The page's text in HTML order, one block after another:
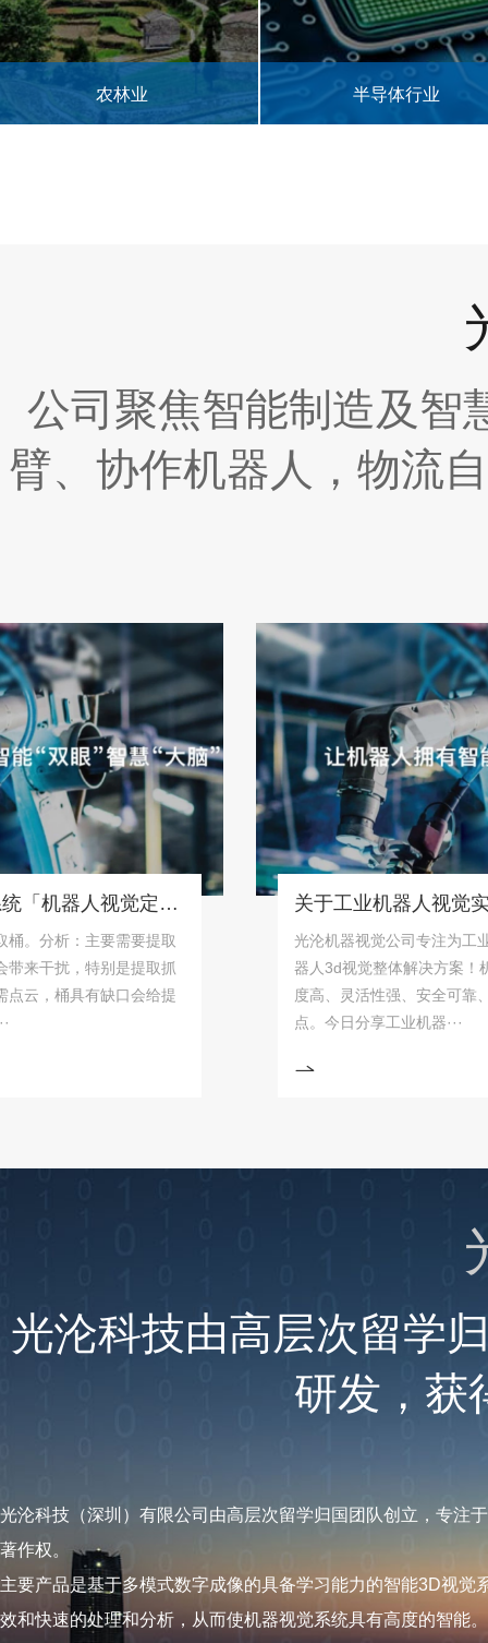
半导体行业 3C电子零部件
公司聚焦智能制造及智
臂、协作机器人，物流
桶状物体识别抓取系统「机器人视觉定位抓取解决方案」
：主要需要提取
，特别是提取抓
具有缺口会给提
光沦机器视觉公司专注为工业用户
器人3d视觉整体解决方案！机器视
度高、灵活性强、安全可靠、高效
点。今日分享工业机器···
光沦科技由高层次留学
研发，获
光沦科技（深圳）有限公司由高层次留学归国团队创立，专注
著作权。
主要产品是基于多模式数字成像的具备学习能力的智能3D视
效和快速的处理和分析，从而使机器视觉系统具有高度的智能